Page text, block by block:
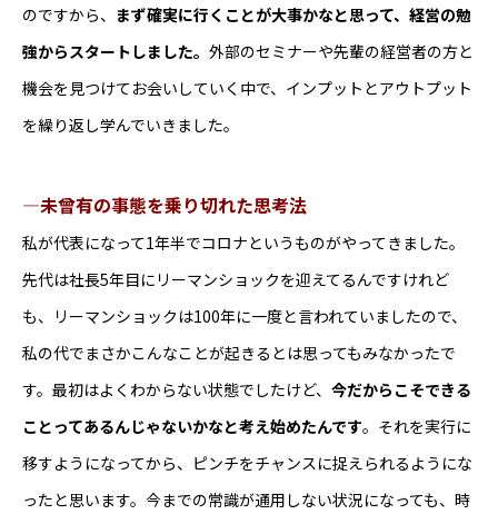
育児・介護休業
短時間勤務制度
社用車借用制度
慶忌金
確定拠出年金企業型年金
住居手当など
通勤手当
のですから、 まず確実に行くことが大事かなと思って、経営の勉
強からスタートしました。 外部のセミナーや先輩の経営者の方と
機会を見つけてお会いしていく中で、インプットとアウトプット
を繰り返し学んでいきました。
―未曾有の事態を乗り切れた思考法
私が代表になって1年半でコロナというものがやってきました。
先代は社長5年目にリーマンショックを迎えてるんですけれど
も、リーマンショックは100年に一度と言われていましたので、
私の代でまさかこんなことが起きるとは思ってもみなかったで
す。最初はよくわからない状態でしたけど、 今だからこそできる
ことってあるんじゃないかなと考え始めたんです。それを実行に
移すようになってから、ピンチをチャンスに捉えられるようにな
ったと思います。今までの常識が通用しない状況になっても、時